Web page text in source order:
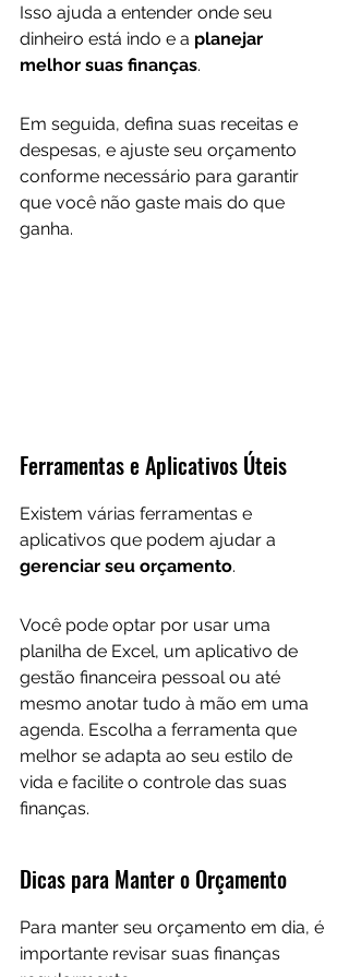
Isso ajuda a entender onde seu
dinheiro está indo e a planejar
melhor suas finanças.
Em seguida, defina suas receitas e
despesas, e ajuste seu orçamento
conforme necessário para garantir
que você não gaste mais do que
ganha.
Ferramentas e Aplicativos Úteis
Existem várias ferramentas e
aplicativos que podem ajudar a
gerenciar seu orçamento.
Você pode optar por usar uma
planilha de Excel, um aplicativo de
gestão financeira pessoal ou até
mesmo anotar tudo à mão em uma
agenda. Escolha a ferramenta que
melhor se adapta ao seu estilo de
vida e facilite o controle das suas
finanças.
Dicas para Manter o Orçamento
Para manter seu orçamento em dia, é
importante revisar suas finanças